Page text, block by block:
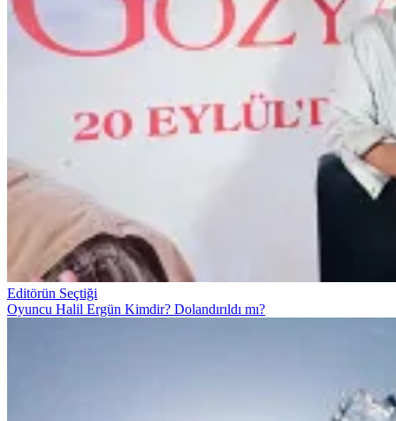
Editörün Seçtiği
Oyuncu Halil Ergün Kimdir? Dolandırıldı mı?